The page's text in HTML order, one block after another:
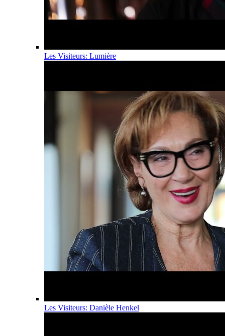
Les Visiteurs: Lumière
Les Visiteurs: Danièle Henkel